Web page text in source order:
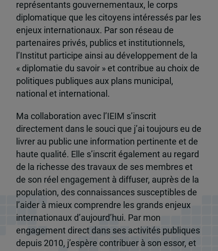
représentants gouvernementaux, le corps
diplomatique que les citoyens intéressés par les
enjeux internationaux. Par son réseau de
partenaires privés, publics et institutionnels,
l’Institut participe ainsi au développement de la
« diplomatie du savoir » et contribue au choix de
politiques publiques aux plans municipal,
national et international.
Ma collaboration avec l’IEIM s’inscrit
directement dans le souci que j’ai toujours eu de
livrer au public une information pertinente et de
haute qualité. Elle s’inscrit également au regard
de la richesse des travaux de ses membres et
de son réel engagement à diffuser, auprès de la
population, des connaissances susceptibles de
l’aider à mieux comprendre les grands enjeux
internationaux d’aujourd’hui. Par mon
engagement direct dans ses activités publiques
depuis 2010, j’espère contribuer à son essor, et